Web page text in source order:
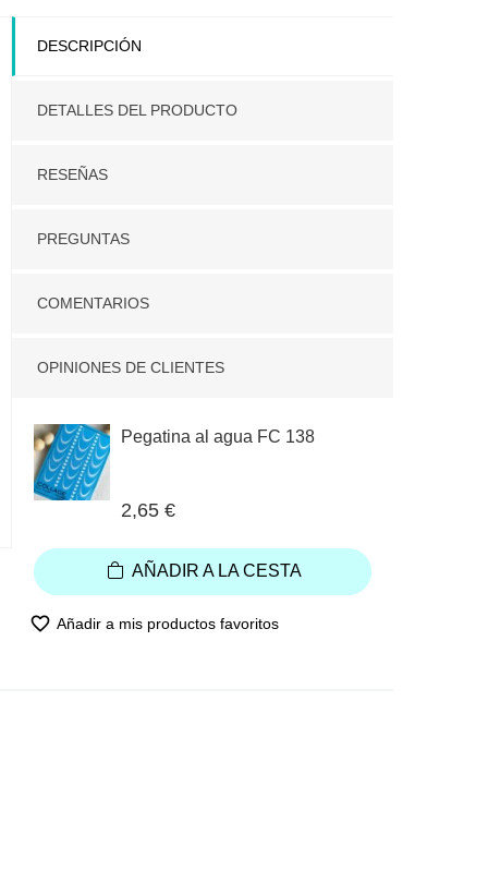
DESCRIPCIÓN
DETALLES DEL PRODUCTO
RESEÑAS
PREGUNTAS
COMENTARIOS
OPINIONES DE CLIENTES
Pegatina al agua FC 138
2,65 €
AÑADIR A LA CESTA
favorite_border Añadir a mis productos favoritos